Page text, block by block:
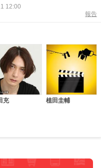
人さん、村田充さん、植
ュー｜それぞれにとって
12:00
報告
充 植田圭輔